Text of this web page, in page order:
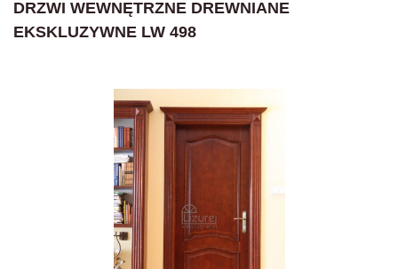
DRZWI WEWNĘTRZNE DREWNIANE
EKSKLUZYWNE LW 498